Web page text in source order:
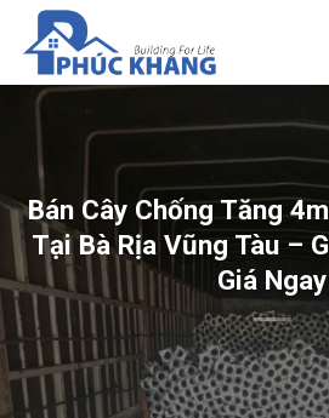
qua
dung
Bán Cây Chống Tăng
Tại Bà Rịa Vũng Tàu –
Giá Ngay